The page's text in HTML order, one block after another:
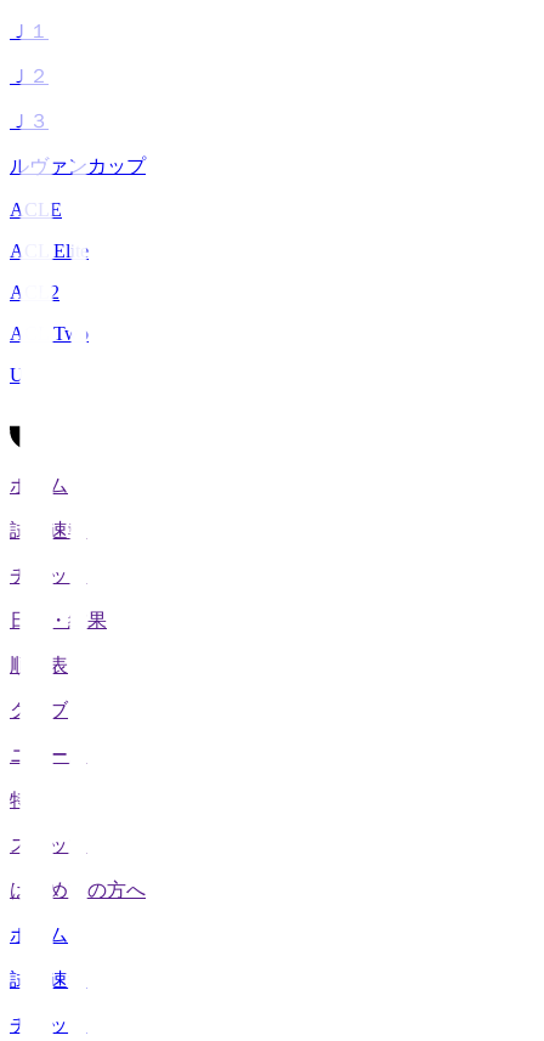
Ｊ１
Ｊ２
Ｊ３
ルヴァンカップ
ACLE
ACL Elite
ACL2
ACL Two
U-21
ホーム
試合速報
チケット
日程・結果
順位表
クラブ
ニュース
特集
スタッツ
はじめての方へ
ホーム
試合速報
チケット